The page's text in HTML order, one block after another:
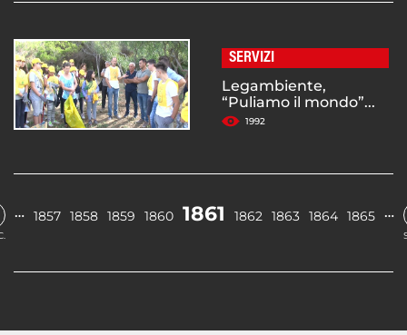
SERVIZI
Legambiente,
“Puliamo il mondo”...
1992
… 1857 1858 1859 1860 1861 1862 1863 1864 1865 …